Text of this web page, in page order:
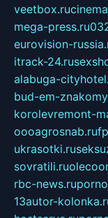
veetbox.ru
mega-press.ru
eurovision-
itrack-24.ru
alabuga-
bud-em-
korolevremont-
oooagrosnab.ru
ukrasotki.ru
sovratili.ru
rbc-news.ru
13autor-